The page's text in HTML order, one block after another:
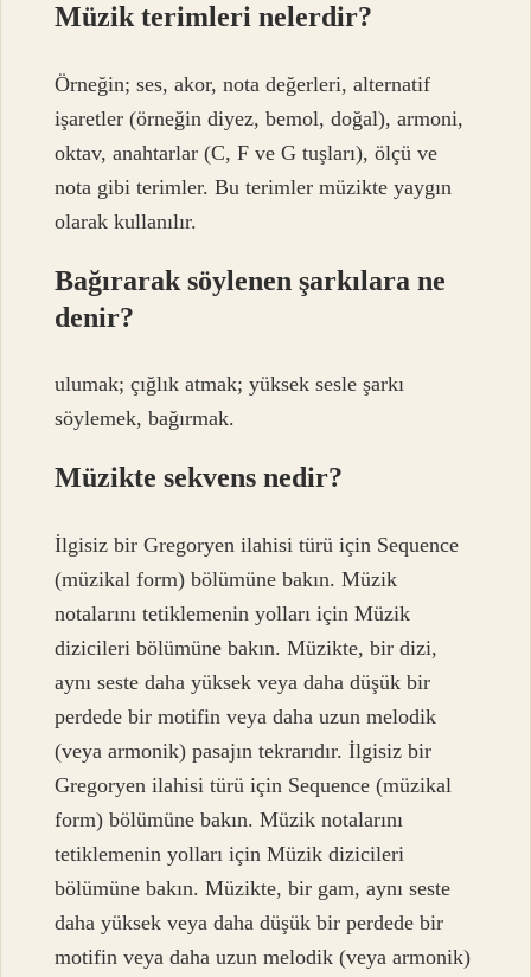
Müzik terimleri nelerdir?
Örneğin; ses, akor, nota değerleri, alternatif
işaretler (örneğin diyez, bemol, doğal), armoni,
oktav, anahtarlar (C, F ve G tuşları), ölçü ve
nota gibi terimler. Bu terimler müzikte yaygın
olarak kullanılır.
Bağırarak söylenen şarkılara ne
denir?
ulumak; çığlık atmak; yüksek sesle şarkı
söylemek, bağırmak.
Müzikte sekvens nedir?
İlgisiz bir Gregoryen ilahisi türü için Sequence
(müzikal form) bölümüne bakın. Müzik
notalarını tetiklemenin yolları için Müzik
dizicileri bölümüne bakın. Müzikte, bir dizi,
aynı seste daha yüksek veya daha düşük bir
perdede bir motifin veya daha uzun melodik
(veya armonik) pasajın tekrarıdır. İlgisiz bir
Gregoryen ilahisi türü için Sequence (müzikal
form) bölümüne bakın. Müzik notalarını
tetiklemenin yolları için Müzik dizicileri
bölümüne bakın. Müzikte, bir gam, aynı seste
daha yüksek veya daha düşük bir perdede bir
motifin veya daha uzun melodik (veya armonik)